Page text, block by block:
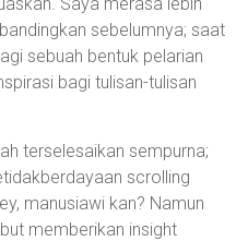
sebelumnya; saat
sebuah bentuk pelarian
bagi tulisan-tulisan
terselesaikan sempurna;
scrolling
manusiawi kan? Namun
memberikan insight